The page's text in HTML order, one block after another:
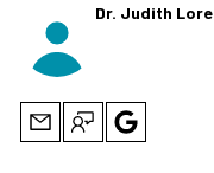
Dr. Judith